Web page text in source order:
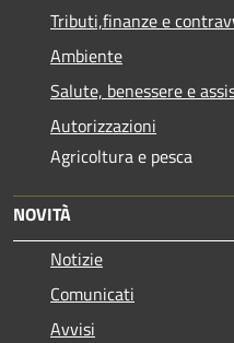
Tributi,finanze e
Ambiente
Salute, benessere e
Autorizzazioni
Agricoltura e pesca
NOVITÀ
Notizie
Comunicati
Avvisi